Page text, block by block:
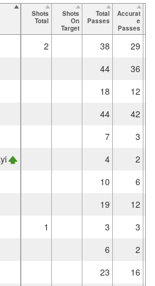
Shots
Total
Shots
On
Target
Total
Passes
Accurat
e
Passes
2 38
29
44
36
18
12
44
42
7
3
4
2
10
6
19
12
1 3
3
6
2
23 16